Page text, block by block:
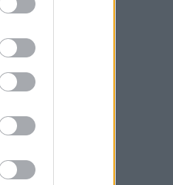
Πυρκαγιές: 325 αυτοψίες στις
κτίρια σε Δυτ. Αττική και Ρέθυμνο
Σε εξέλιξη πυρκαγιές σε Σκύρο και
Φάρσαλα
Interconnector